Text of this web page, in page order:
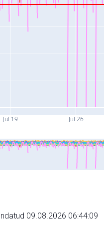
Jul 19 Jul 26
09.08.2026 06:44:09